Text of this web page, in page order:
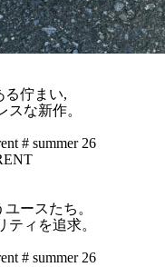
る佇まい,
な新作。
# summer 26
ースたち。
ィを追求。
# summer 26